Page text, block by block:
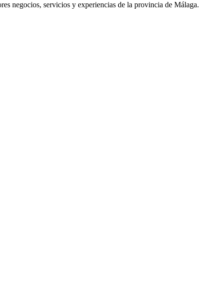
negocios, servicios y experiencias de la provincia de Málaga.